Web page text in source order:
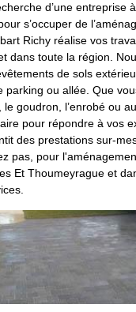
d’une entreprise
s’occuper de
Richy réalise vos
dans toute la région.
de sols
parking ou allée. Que
le goudron, l’enrobé ou
pour répondre à vos
des prestations sur-
pas, pour
Et Thoumeyrague et